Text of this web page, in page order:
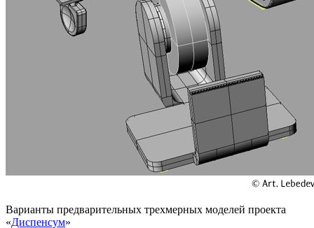
Варианты предварительных трехмерных моделей проекта
«Диспенсум»